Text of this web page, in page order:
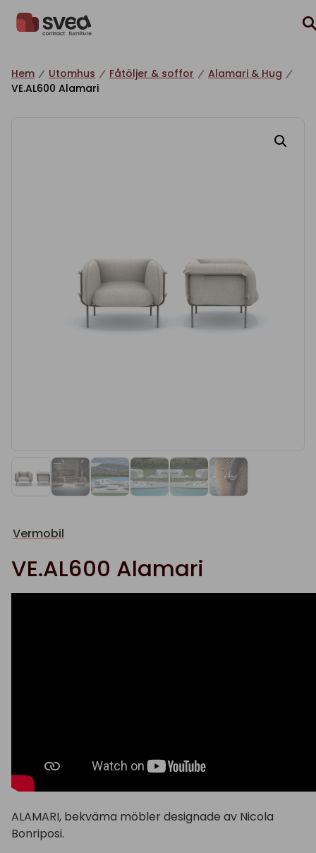
Hem Utomhus Fåtöljer & soffor
Alamari & Hug
VE.AL600 Alamari
Vermobil
VE.AL600 Alamari
ALAMARI, bekväma möbler designade av Nicola
Bonriposi.